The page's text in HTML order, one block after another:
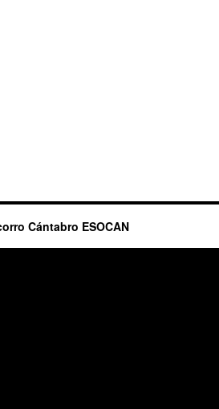
Cántabro ESOCAN